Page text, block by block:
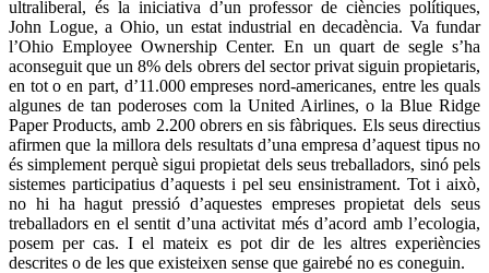
ultraliberal, és la iniciativa d’un professor de ciències polítiques,
John Logue, a Ohio, un estat industrial en decadència. Va fundar
l’Ohio Employee Ownership Center. En un quart de segle s’ha
aconseguit que un 8% dels obrers del sector privat siguin propietaris,
en tot o en part, d’11.000 empreses nord-americanes, entre les quals
algunes de tan poderoses com la United Airlines, o la Blue Ridge
Paper Products, amb 2.200 obrers en sis fàbriques. Els seus directius
afirmen que la millora dels resultats d’una empresa d’aquest tipus no
és simplement perquè sigui propietat dels seus treballadors, sinó pels
sistemes participatius d’aquests i pel seu ensinistrament. Tot i això,
no hi ha hagut pressió d’aquestes empreses propietat dels seus
treballadors en el sentit d’una activitat més d’acord amb l’ecologia,
posem per cas. I el mateix es pot dir de les altres experiències
descrites o de les que existeixen sense que gairebé no es coneguin.